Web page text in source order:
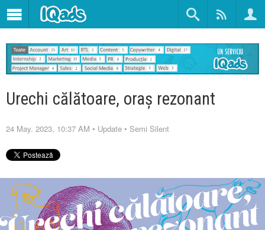
Urechi călătoare, oraș rezonant
24 May. 2023, 10:37 AM • Update • Semi Silent